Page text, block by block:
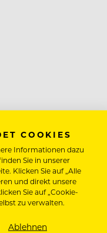
COOKIES
Informationen dazu
Sie in unserer
Klicken Sie auf „Alle
und direkt unsere
Sie auf „Cookie-
zu verwalten.
Ablehnen